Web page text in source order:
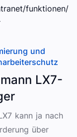
funktionen/
und
LX7-
kann ja nach
über